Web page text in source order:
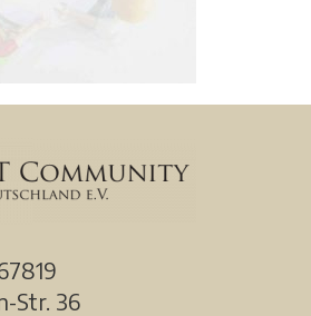
Str. 36